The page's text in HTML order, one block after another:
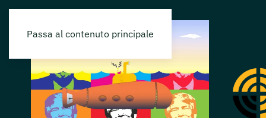
Passa al contenuto principale